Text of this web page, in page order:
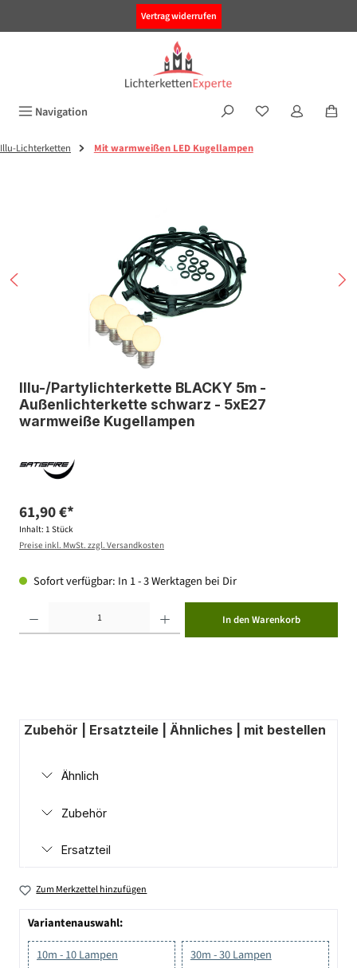
Vertrag widerrufen
Navigation
Illu-Lichterketten Mit warmweißen LED Kugellampen
Illu-/Partylichterkette BLACKY 5m -
Außenlichterkette schwarz - 5xE27
warmweiße Kugellampen
61,90 €*
Inhalt: 1 Stück
Preise inkl. MwSt. zzgl. Versandkosten
Sofort verfügbar: In 1 - 3 Werktagen bei Dir
In den Warenkorb
Zubehör | Ersatzteile | Ähnliches | mit bestellen
Ähnlich
Zubehör
Ersatzteil
Zum Merkzettel hinzufügen
Variantenauswahl:
10m - 10 Lampen
30m - 30 Lampen